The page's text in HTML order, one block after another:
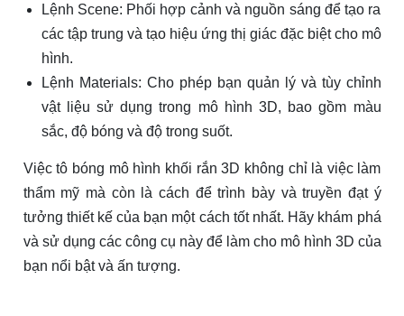
Lệnh Scene: Phối hợp cảnh và nguồn sáng để tạo ra
các tập trung và tạo hiệu ứng thị giác đặc biệt cho mô
hình.
Lệnh Materials: Cho phép bạn quản lý và tùy chỉnh
vật liệu sử dụng trong mô hình 3D, bao gồm màu
sắc, độ bóng và độ trong suốt.
Việc tô bóng mô hình khối rắn 3D không chỉ là việc làm
thẩm mỹ mà còn là cách để trình bày và truyền đạt ý
tưởng thiết kế của bạn một cách tốt nhất. Hãy khám phá
và sử dụng các công cụ này để làm cho mô hình 3D của
bạn nổi bật và ấn tượng.